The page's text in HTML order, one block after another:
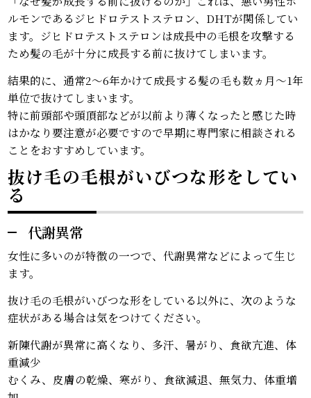
ルモンであるジヒドロテストステロン、DHTが関係してい
ます。ジヒドロテストステロンは成長中の毛根を攻撃する
ため髪の毛が十分に成長する前に抜けてしまいます。
結果的に、通常2～6年かけて成長する髪の毛も数ヵ月～1年
単位で抜けてしまいます。
特に前頭部や頭頂部などが以前より薄くなったと感じた時
はかなり要注意が必要ですので早期に専門家に相談される
ことをおすすめしています。
抜け毛の毛根がいびつな形をしてい
る
代謝異常
女性に多いのが特徴の一つで、代謝異常などによって生じ
ます。
抜け毛の毛根がいびつな形をしている以外に、次のような
症状がある場合は気をつけてください。
新陳代謝が異常に高くなり、多汗、暑がり、食欲亢進、体
重減少
むくみ、皮膚の乾燥、寒がり、食欲減退、無気力、体重増